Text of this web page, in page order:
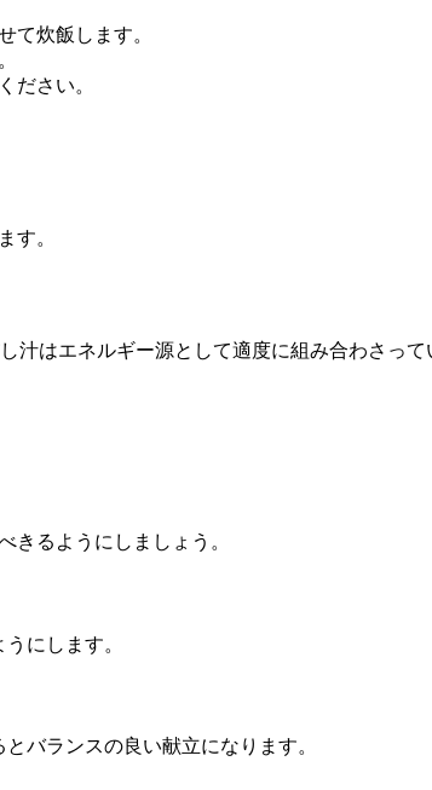
て炊飯します。
ださい。
す。
汁はエネルギー源として適度に組み合わさっ
きるようにしましょう。
にします。
バランスの良い献立になります。